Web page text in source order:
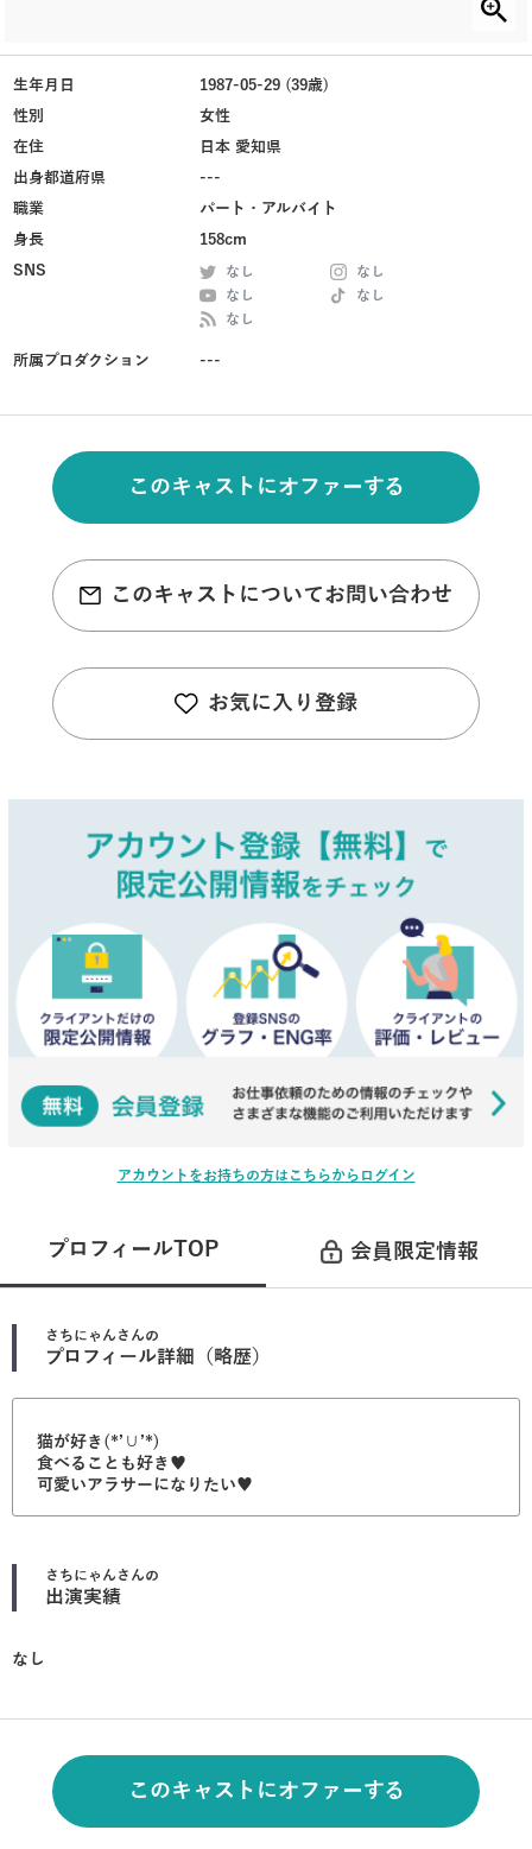
生年月日
1987-05-29 (39歳)
性別
女性
在住
日本 愛知県
出身都道府県
---
職業
パート・アルバイト
身長
158cm
SNS
なし
なし
なし
なし
なし
所属プロダクション ---
このキャストにオファーする
このキャストについてお問い合わせ
お気に入り登録
アカウントをお持ちの方はこちらからログイン
プロフィールTOP 会員限定情報
さちにゃん さんの
プロフィール詳細（略歴）
猫が好き(*’∪’*)
食べることも好き♥
可愛いアラサーになりたい♥
さちにゃん さんの
出演実績
なし
このキャストにオファーする